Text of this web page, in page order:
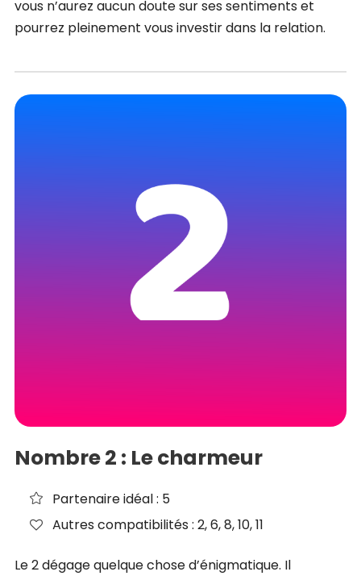
vous n’aurez aucun doute sur ses sentiments et
pourrez pleinement vous investir dans la relation.
Nombre 2 : Le charmeur
Partenaire idéal : 5
Autres compatibilités : 2, 6, 8, 10, 11
Le 2 dégage quelque chose d’énigmatique. Il